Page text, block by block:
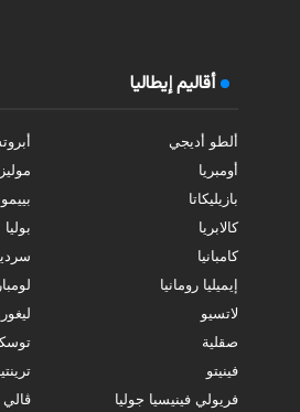
أقاليم إيطاليا
ألطو أديجي
أومبريا
بازيليكاتا
كالابريا
بوليا
كامبانيا
إيميليا رومانيا
لاتسيو
صقلية
فينيتو
فريولي فينيسيا جوليا
ڤالي